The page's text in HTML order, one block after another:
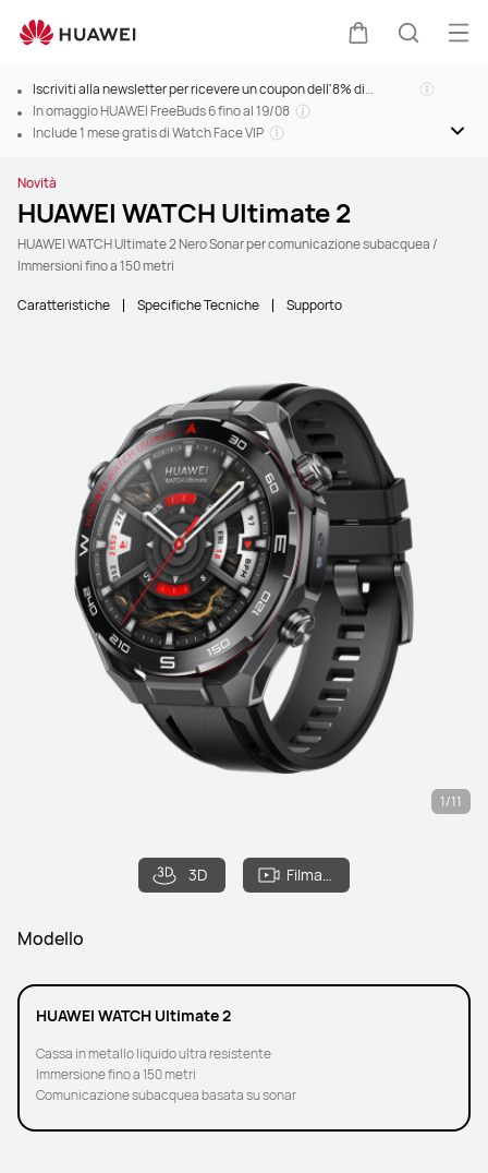
Iscriviti alla newsletter per ricevere un coupon dell'8% di
sconto>
In omaggio HUAWEI FreeBuds 6 fino al 19/08
Include 1 mese gratis di Watch Face VIP
Novità
HUAWEI WATCH Ultimate 2
HUAWEI WATCH Ultimate 2 Nero Sonar per comunicazione subacquea /
Immersioni fino a 150 metri
Caratteristiche Specifiche Tecniche Supporto
3D Filmato
1/11
Modello
HUAWEI WATCH Ultimate 2
Cassa in metallo liquido ultra resistente
Immersione fino a 150 metri
Comunicazione subacquea basata su sonar